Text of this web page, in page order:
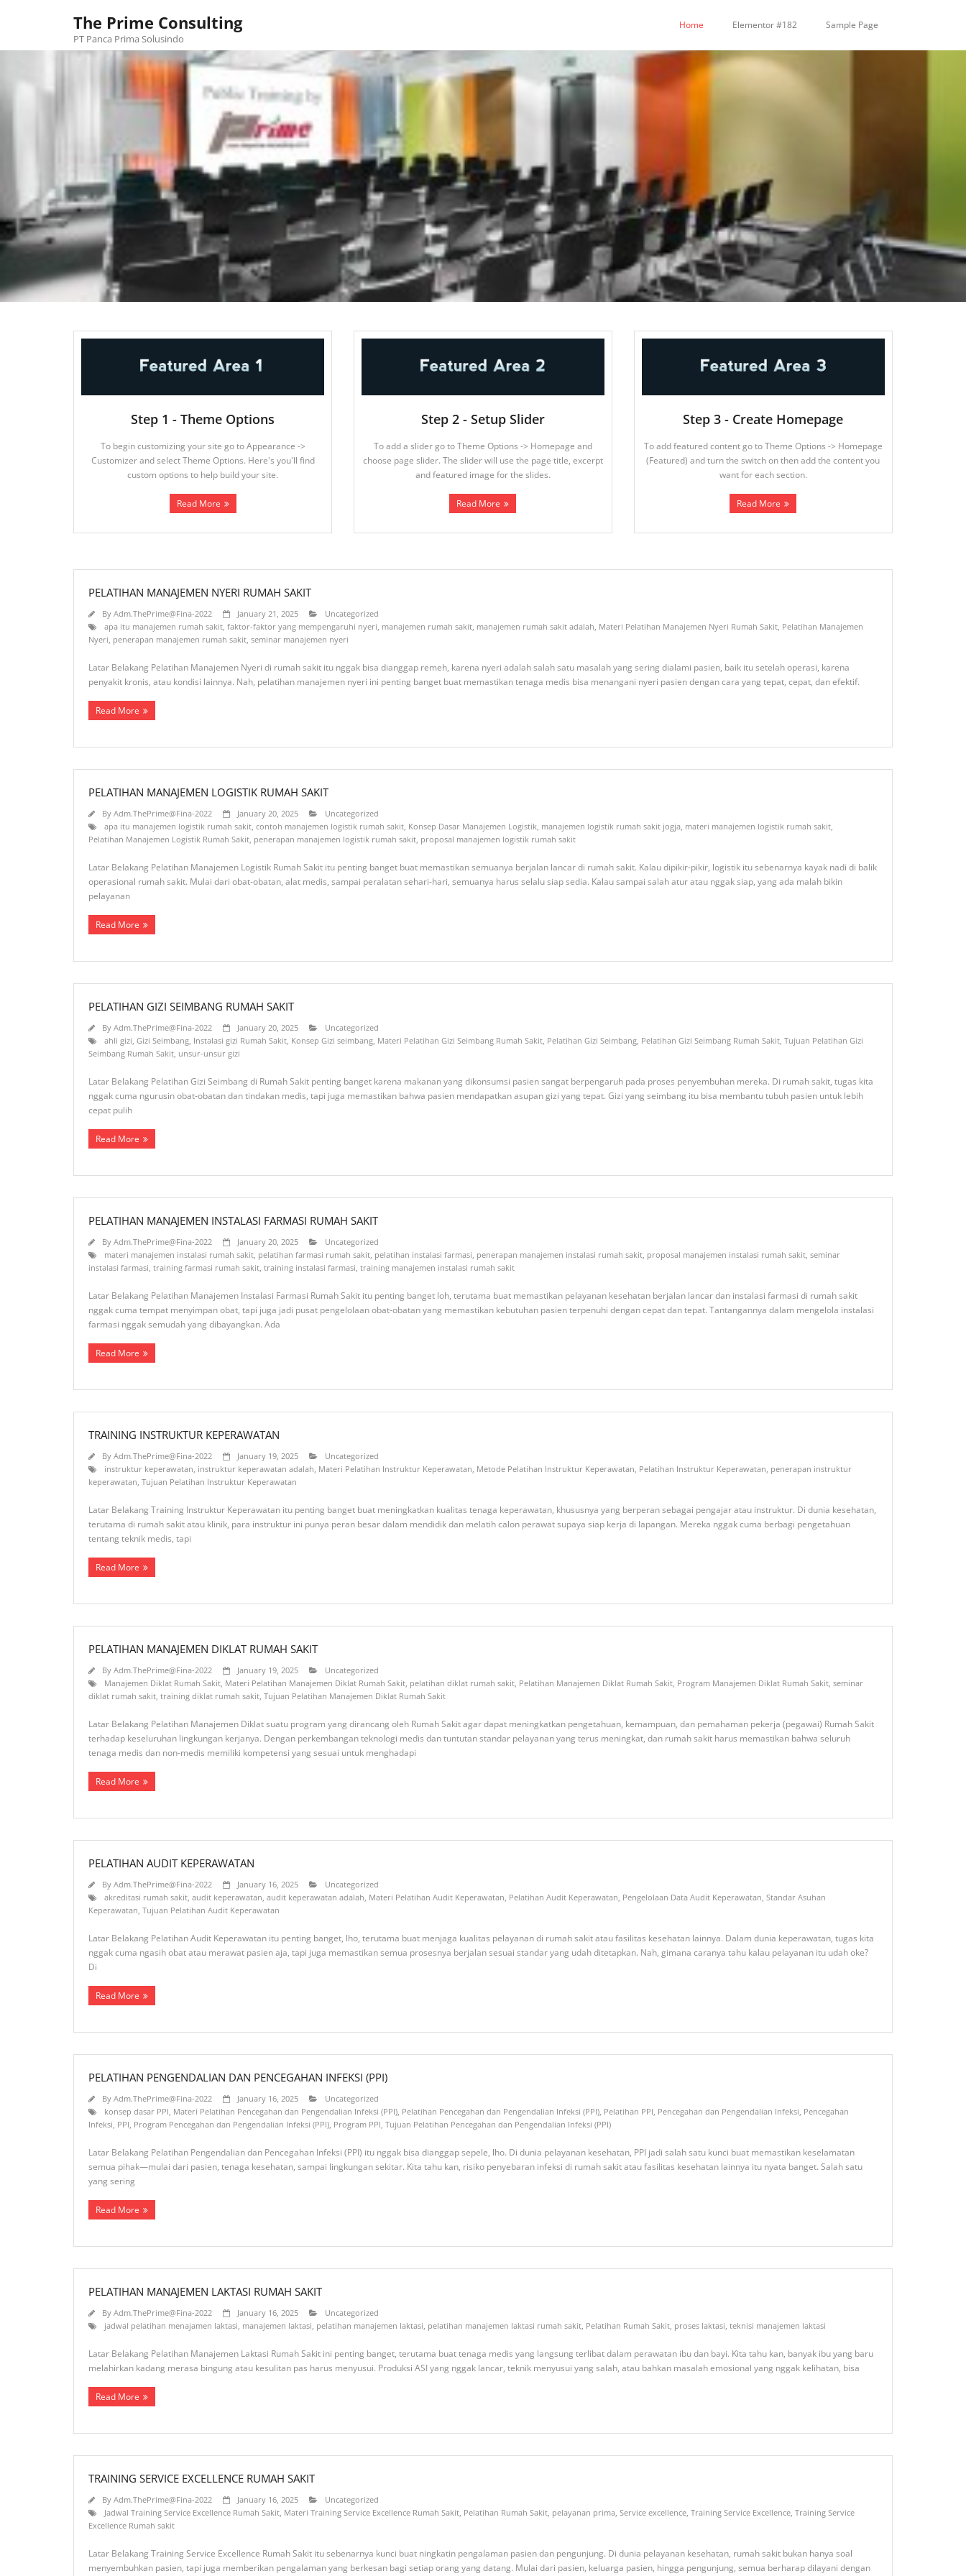
The Prime Consulting
PT Panca Prima Solusindo
Home Elementor #182 Sample Page
Step 1 - Theme Options
To begin customizing your site go to Appearance ->
Customizer and select Theme Options. Here's you'll find
custom options to help build your site.
Read More
Step 2 - Setup Slider
To add a slider go to Theme Options -> Homepage and
choose page slider. The slider will use the page title, excerpt
and featured image for the slides.
Read More
Step 3 - Create Homepage
To add featured content go to Theme Options -> Homepage
(Featured) and turn the switch on then add the content you
want for each section.
Read More
PELATIHAN MANAJEMEN NYERI RUMAH SAKIT
By Adm.ThePrime@Fina-2022 January 21, 2025
Uncategorized
apa itu manajemen rumah sakit, faktor-faktor yang mempengaruhi nyeri, manajemen rumah sakit, manajemen rumah sakit adalah, Materi Pelatihan Manajemen Nyeri Rumah Sakit, Pelatihan Manajemen
Nyeri, penerapan manajemen rumah sakit, seminar manajemen nyeri
Latar Belakang Pelatihan Manajemen Nyeri di rumah sakit itu nggak bisa dianggap remeh, karena nyeri adalah salah satu masalah yang sering dialami pasien, baik itu setelah operasi, karena
penyakit kronis, atau kondisi lainnya. Nah, pelatihan manajemen nyeri ini penting banget buat memastikan tenaga medis bisa menangani nyeri pasien dengan cara yang tepat, cepat, dan efektif.
Read More
PELATIHAN MANAJEMEN LOGISTIK RUMAH SAKIT
By Adm.ThePrime@Fina-2022 January 20, 2025
Uncategorized
apa itu manajemen logistik rumah sakit, contoh manajemen logistik rumah sakit, Konsep Dasar Manajemen Logistik, manajemen logistik rumah sakit jogja, materi manajemen logistik rumah sakit,
Pelatihan Manajemen Logistik Rumah Sakit, penerapan manajemen logistik rumah sakit, proposal manajemen logistik rumah sakit
Latar Belakang Pelatihan Manajemen Logistik Rumah Sakit itu penting banget buat memastikan semuanya berjalan lancar di rumah sakit. Kalau dipikir-pikir, logistik itu sebenarnya kayak nadi di balik
operasional rumah sakit. Mulai dari obat-obatan, alat medis, sampai peralatan sehari-hari, semuanya harus selalu siap sedia. Kalau sampai salah atur atau nggak siap, yang ada malah bikin
pelayanan
Read More
PELATIHAN GIZI SEIMBANG RUMAH SAKIT
By Adm.ThePrime@Fina-2022 January 20, 2025
Uncategorized
ahli gizi, Gizi Seimbang, Instalasi gizi Rumah Sakit, Konsep Gizi seimbang, Materi Pelatihan Gizi Seimbang Rumah Sakit, Pelatihan Gizi Seimbang, Pelatihan Gizi Seimbang Rumah Sakit, Tujuan Pelatihan Gizi
Seimbang Rumah Sakit, unsur-unsur gizi
Latar Belakang Pelatihan Gizi Seimbang di Rumah Sakit penting banget karena makanan yang dikonsumsi pasien sangat berpengaruh pada proses penyembuhan mereka. Di rumah sakit, tugas kita
nggak cuma ngurusin obat-obatan dan tindakan medis, tapi juga memastikan bahwa pasien mendapatkan asupan gizi yang tepat. Gizi yang seimbang itu bisa membantu tubuh pasien untuk lebih
cepat pulih
Read More
PELATIHAN MANAJEMEN INSTALASI FARMASI RUMAH SAKIT
By Adm.ThePrime@Fina-2022 January 20, 2025
Uncategorized
materi manajemen instalasi rumah sakit, pelatihan farmasi rumah sakit, pelatihan instalasi farmasi, penerapan manajemen instalasi rumah sakit, proposal manajemen instalasi rumah sakit, seminar
instalasi farmasi, training farmasi rumah sakit, training instalasi farmasi, training manajemen instalasi rumah sakit
Latar Belakang Pelatihan Manajemen Instalasi Farmasi Rumah Sakit itu penting banget loh, terutama buat memastikan pelayanan kesehatan berjalan lancar dan instalasi farmasi di rumah sakit
nggak cuma tempat menyimpan obat, tapi juga jadi pusat pengelolaan obat-obatan yang memastikan kebutuhan pasien terpenuhi dengan cepat dan tepat. Tantangannya dalam mengelola instalasi
farmasi nggak semudah yang dibayangkan. Ada
Read More
TRAINING INSTRUKTUR KEPERAWATAN
By Adm.ThePrime@Fina-2022 January 19, 2025
Uncategorized
instruktur keperawatan, instruktur keperawatan adalah, Materi Pelatihan Instruktur Keperawatan, Metode Pelatihan Instruktur Keperawatan, Pelatihan Instruktur Keperawatan, penerapan instruktur
keperawatan, Tujuan Pelatihan Instruktur Keperawatan
Latar Belakang Training Instruktur Keperawatan itu penting banget buat meningkatkan kualitas tenaga keperawatan, khususnya yang berperan sebagai pengajar atau instruktur. Di dunia kesehatan,
terutama di rumah sakit atau klinik, para instruktur ini punya peran besar dalam mendidik dan melatih calon perawat supaya siap kerja di lapangan. Mereka nggak cuma berbagi pengetahuan
tentang teknik medis, tapi
Read More
PELATIHAN MANAJEMEN DIKLAT RUMAH SAKIT
By Adm.ThePrime@Fina-2022 January 19, 2025
Uncategorized
Manajemen Diklat Rumah Sakit, Materi Pelatihan Manajemen Diklat Rumah Sakit, pelatihan diklat rumah sakit, Pelatihan Manajemen Diklat Rumah Sakit, Program Manajemen Diklat Rumah Sakit, seminar
diklat rumah sakit, training diklat rumah sakit, Tujuan Pelatihan Manajemen Diklat Rumah Sakit
Latar Belakang Pelatihan Manajemen Diklat suatu program yang dirancang oleh Rumah Sakit agar dapat meningkatkan pengetahuan, kemampuan, dan pemahaman pekerja (pegawai) Rumah Sakit
terhadap keseluruhan lingkungan kerjanya. Dengan perkembangan teknologi medis dan tuntutan standar pelayanan yang terus meningkat, dan rumah sakit harus memastikan bahwa seluruh
tenaga medis dan non-medis memiliki kompetensi yang sesuai untuk menghadapi
Read More
PELATIHAN AUDIT KEPERAWATAN
By Adm.ThePrime@Fina-2022 January 16, 2025
Uncategorized
akreditasi rumah sakit, audit keperawatan, audit keperawatan adalah, Materi Pelatihan Audit Keperawatan, Pelatihan Audit Keperawatan, Pengelolaan Data Audit Keperawatan, Standar Asuhan
Keperawatan, Tujuan Pelatihan Audit Keperawatan
Latar Belakang Pelatihan Audit Keperawatan itu penting banget, lho, terutama buat menjaga kualitas pelayanan di rumah sakit atau fasilitas kesehatan lainnya. Dalam dunia keperawatan, tugas kita
nggak cuma ngasih obat atau merawat pasien aja, tapi juga memastikan semua prosesnya berjalan sesuai standar yang udah ditetapkan. Nah, gimana caranya tahu kalau pelayanan itu udah oke?
Di
Read More
PELATIHAN PENGENDALIAN DAN PENCEGAHAN INFEKSI (PPI)
By Adm.ThePrime@Fina-2022 January 16, 2025
Uncategorized
konsep dasar PPI, Materi Pelatihan Pencegahan dan Pengendalian Infeksi (PPI), Pelatihan Pencegahan dan Pengendalian Infeksi (PPI), Pelatihan PPI, Pencegahan dan Pengendalian Infeksi, Pencegahan
Infeksi, PPI, Program Pencegahan dan Pengendalian Infeksi (PPI), Program PPI, Tujuan Pelatihan Pencegahan dan Pengendalian Infeksi (PPI)
Latar Belakang Pelatihan Pengendalian dan Pencegahan Infeksi (PPI) itu nggak bisa dianggap sepele, lho. Di dunia pelayanan kesehatan, PPI jadi salah satu kunci buat memastikan keselamatan
semua pihak—mulai dari pasien, tenaga kesehatan, sampai lingkungan sekitar. Kita tahu kan, risiko penyebaran infeksi di rumah sakit atau fasilitas kesehatan lainnya itu nyata banget. Salah satu
yang sering
Read More
PELATIHAN MANAJEMEN LAKTASI RUMAH SAKIT
By Adm.ThePrime@Fina-2022 January 16, 2025
Uncategorized
jadwal pelatihan menajamen laktasi, manajemen laktasi, pelatihan manajemen laktasi, pelatihan manajemen laktasi rumah sakit, Pelatihan Rumah Sakit, proses laktasi, teknisi manajemen laktasi
Latar Belakang Pelatihan Manajemen Laktasi Rumah Sakit ini penting banget, terutama buat tenaga medis yang langsung terlibat dalam perawatan ibu dan bayi. Kita tahu kan, banyak ibu yang baru
melahirkan kadang merasa bingung atau kesulitan pas harus menyusui. Produksi ASI yang nggak lancar, teknik menyusui yang salah, atau bahkan masalah emosional yang nggak kelihatan, bisa
Read More
TRAINING SERVICE EXCELLENCE RUMAH SAKIT
By Adm.ThePrime@Fina-2022 January 16, 2025
Uncategorized
Jadwal Training Service Excellence Rumah Sakit, Materi Training Service Excellence Rumah Sakit, Pelatihan Rumah Sakit, pelayanan prima, Service excellence, Training Service Excellence, Training Service
Excellence Rumah sakit
Latar Belakang Training Service Excellence Rumah Sakit itu sebenarnya kunci buat ningkatin pengalaman pasien dan pengunjung. Di dunia pelayanan kesehatan, rumah sakit bukan hanya soal
menyembuhkan pasien, tapi juga memberikan pengalaman yang berkesan bagi setiap orang yang datang. Mulai dari pasien, keluarga pasien, hingga pengunjung, semua berharap dilayani dengan